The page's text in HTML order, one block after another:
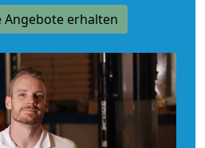
Angebote erhalten